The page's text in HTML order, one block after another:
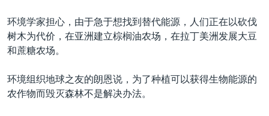
环境学家担心，由于急于想找到替代能源，人们正在以砍伐
树木为代价，在亚洲建立棕榈油农场，在拉丁美洲发展大豆
和蔗糖农场。
环境组织地球之友的朗恩说，为了种植可以获得生物能源的
农作物而毁灭森林不是解决办法。